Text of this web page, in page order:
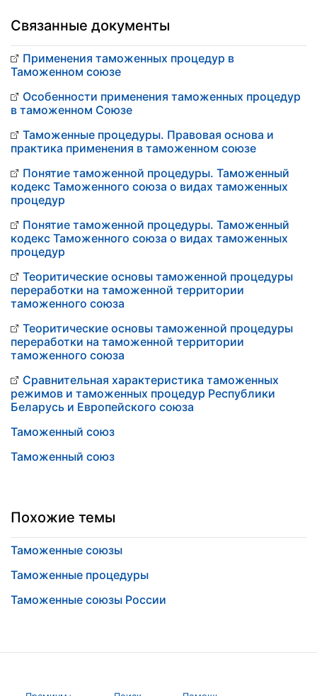
Связанные документы
Применения таможенных процедур в
Таможенном союзе
Особенности применения таможенных процедур
в таможенном Союзе
Таможенные процедуры. Правовая основа и
практика применения в таможенном союзе
Понятие таможенной процедуры. Таможенный
кодекс Таможенного союза о видах таможенных
процедур
Понятие таможенной процедуры. Таможенный
кодекс Таможенного союза о видах таможенных
процедур
Теоритические основы таможенной процедуры
переработки на таможенной территории
таможенного союза
Теоритические основы таможенной процедуры
переработки на таможенной территории
таможенного союза
Сравнительная характеристика таможенных
режимов и таможенных процедур Республики
Беларусь и Европейского союза
Таможенный союз
Таможенный союз
Похожие темы
Таможенные союзы
Таможенные процедуры
Таможенные союзы России